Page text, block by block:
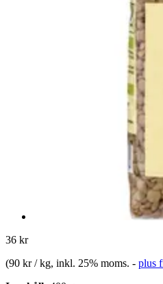
36 kr
(90 kr / kg, inkl. 25% moms. - plus